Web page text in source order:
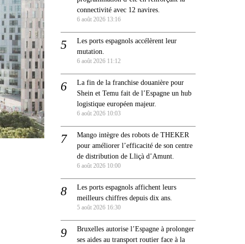
connectivité avec 12 navires.
6 août 2026 13:16
Les ports espagnols accélèrent leur
mutation.
6 août 2026 11:12
La fin de la franchise douanière pour
Shein et Temu fait de l’Espagne un hub
logistique européen majeur.
6 août 2026 10:03
Mango intègre des robots de THEKER
pour améliorer l’efficacité de son centre
de distribution de Lliçà d’Amunt.
6 août 2026 10:00
Les ports espagnols affichent leurs
meilleurs chiffres depuis dix ans.
5 août 2026 16:30
Bruxelles autorise l’Espagne à prolonger
ses aides au transport routier face à la